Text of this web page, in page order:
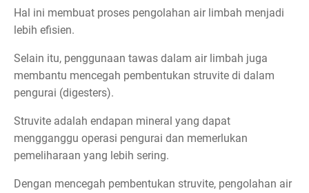
Hal ini membuat proses pengolahan air limbah menjadi
lebih efisien.
Selain itu, penggunaan tawas dalam air limbah juga
membantu mencegah pembentukan struvite di dalam
pengurai (digesters).
Struvite adalah endapan mineral yang dapat
mengganggu operasi pengurai dan memerlukan
pemeliharaan yang lebih sering.
Dengan mencegah pembentukan struvite, pengolahan air